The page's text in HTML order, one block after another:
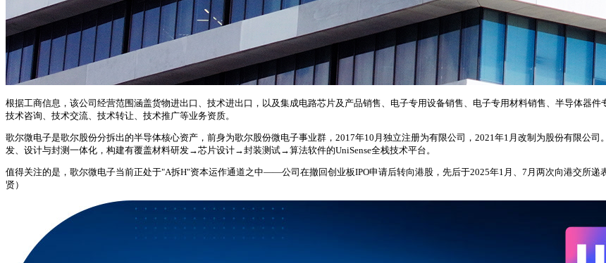
根据工商信息，该公司经营范围涵盖货物进出口、技术进出口，以及集成电路芯片及产品销售、电子专用设备销售、电子专用材料销售、半导体器
技术咨询、技术交流、技术转让、技术推广等业务资质。
歌尔微电子是歌尔股份分拆出的半导体核心资产，前身为歌尔股份微电子事业群，2017年10月独立注册为有限公司，2021年1月改制为股份有限公
发、设计与封测一体化，构建有覆盖材料研发→芯片设计→封装测试→算法软件的UniSense全栈技术平台。
值得关注的是，歌尔微电子当前正处于"A拆H"资本运作通道之中——公司在撤回创业板IPO申请后转向港股，先后于2025年1月、7月两次向港交所
贤）